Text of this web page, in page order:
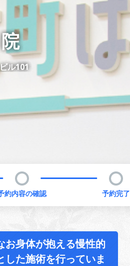
ル101
約内容の確認 予約完了
お身体が抱える慢性的
た施術を行っていま